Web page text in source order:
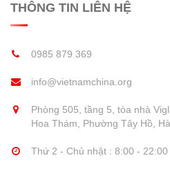
THÔNG TIN LIÊN HỆ
0985 879 369
info@vietnamchina.org
Phòng 505, tầng 5, tòa nhà
Hoa Thám, Phường Tây Hồ,
Thứ 2 - Chủ nhật : 8:00 - 22:00